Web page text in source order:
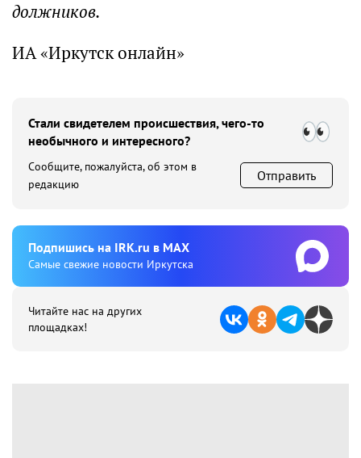
должников.
ИА «Иркутск онлайн»
Стали свидетелем происшествия, чего-то
необычного и интересного?
Сообщите, пожалуйста, об этом в
редакцию
Отправить
Подпишиcь на IRK.ru в MAX
Cамые свежие новости Иркутска
Читайте нас на других
площадках!